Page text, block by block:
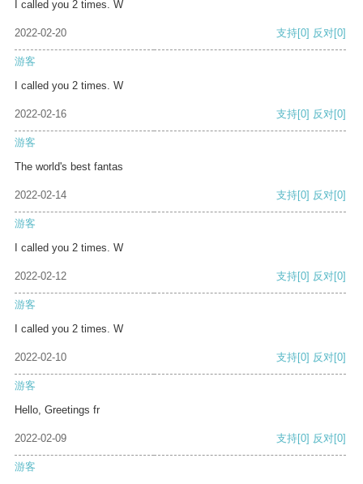
I called you 2 times. W
2022-02-20 支持[0] 反对[0]
游客
I called you 2 times. W
2022-02-16 支持[0] 反对[0]
游客
The world's best fantas
2022-02-14 支持[0] 反对[0]
游客
I called you 2 times. W
2022-02-12 支持[0] 反对[0]
游客
I called you 2 times. W
2022-02-10 支持[0] 反对[0]
游客
Hello, Greetings fr
2022-02-09 支持[0] 反对[0]
游客